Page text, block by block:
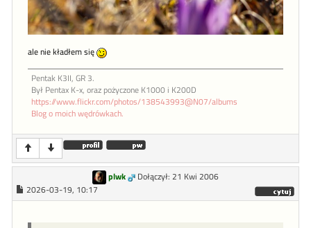
ale nie kładłem się
Pentak K3II, GR 3.
Był Pentax K-x, oraz pożyczone K1000 i K200D
https://www.flickr.com/photos/138543993@N07/albums
Blog o moich wędrówkach.
plwk
Dołączył: 21 Kwi 2006
2026-03-19, 10:17